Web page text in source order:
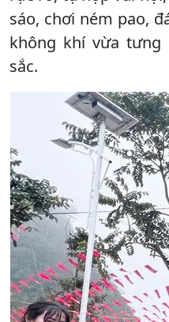
sáo, chơi ném pao,
không khí vừa tưng
sắc.